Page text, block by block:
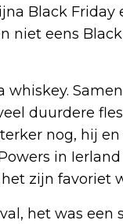
Black Friday
niet eens
whiskey.
duurdere
nog, hij
in
zijn favoriet
het was een